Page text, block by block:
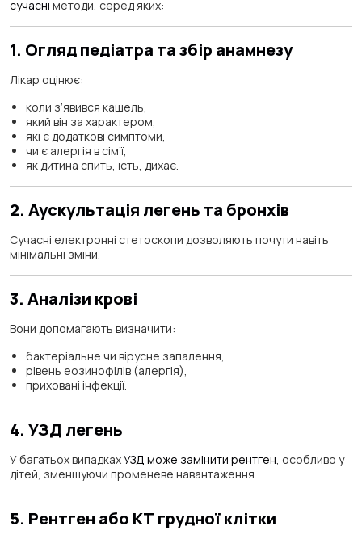
сучасні методи, серед яких:
1. Огляд педіатра та збір анамнезу
Лікар оцінює:
коли з’явився кашель,
який він за характером,
які є додаткові симптоми,
чи є алергія в сім’ї,
як дитина спить, їсть, дихає.
2. Аускультація легень та бронхів
Сучасні електронні стетоскопи дозволяють почути навіть
мінімальні зміни.
3. Аналізи крові
Вони допомагають визначити:
бактеріальне чи вірусне запалення,
рівень еозинофілів (алергія),
приховані інфекції.
4. УЗД легень
У багатьох випадкахУЗД може замінити рентген , особливо у
дітей, зменшуючи променеве навантаження.
5. Рентген або КТ грудної клітки